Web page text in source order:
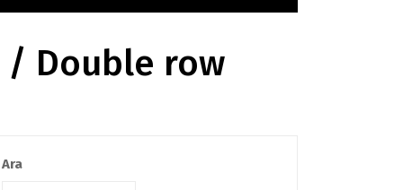
/ Double row
Ara